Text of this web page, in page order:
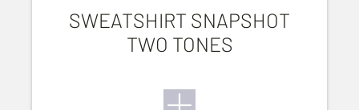
SWEATSHIRT SNAPSHOT
TWO TONES